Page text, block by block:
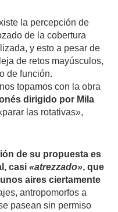
la percepción de
de la cobertura
y esto a pesar de
de retos mayúsculos,
de función.
topamos con la obra
dirigido por Mila
las rotativas»,
de su propuesta es
casi«atrezzado», que
aires ciertamente
antropomorfos a
pasean sin permiso